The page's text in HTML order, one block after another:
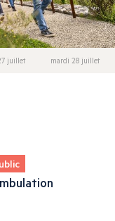
juillet mardi 28 juillet